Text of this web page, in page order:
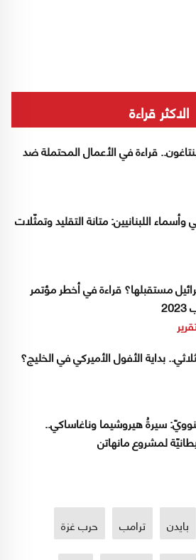
الاكثر قراءة
قراءة في الأعمال المحتملة ضد
وأسماء اللبنانيين: متانة التقليد وتمثّلات
مستقبلها؟ قراءة في أخطر مؤتمر
بداية الأفول الأميركي في الخليج؟
سيرةُ هيروشيما وناغاساكي..
لمشروع مانهاتن
بايدن ترامب حرب غزة